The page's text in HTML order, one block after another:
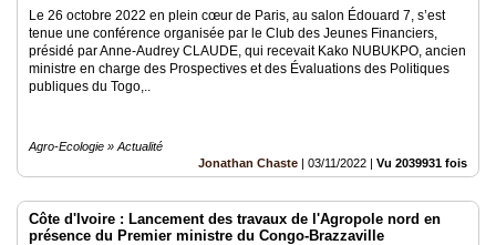
Le 26 octobre 2022 en plein cœur de Paris, au salon Édouard 7, s’est
tenue une conférence organisée par le Club des Jeunes Financiers,
présidé par Anne-Audrey CLAUDE, qui recevait Kako NUBUKPO, ancien
ministre en charge des Prospectives et des Évaluations des Politiques
publiques du Togo,..
Agro-Ecologie » Actualité
Jonathan Chaste | 03/11/2022 | Vu 2039931 fois
Côte d'Ivoire : Lancement des travaux de l'Agropole nord en
présence du Premier ministre du Congo-Brazzaville